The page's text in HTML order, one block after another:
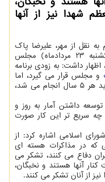
شهدا نیز از آنها
نقل از مهر، علیرضا پاک
فطرت در جلسه علنی امروز (یکشنبه ۲۳ مردادماه) مجلس
داشت: به زودی برنامه
و مجلس قرار می گیرد، اما
سرشماری نفوس و مسکن که باید هر ۵ سال انجام می شد،
داشتن آمار به روز و
سریع تر این کار صورت
اسلامی اشاره کرد: از
که در مذاکرات هسته ای
دفاع می کنند، تشکر می
آنها هستند و نخبگان،
از آنان تشکر می کنند.